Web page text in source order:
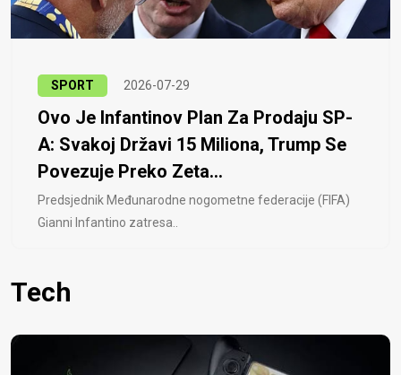
SPORT 2026-07-29
Ovo Je Infantinov Plan Za Prodaju SP-
A: Svakoj Državi 15 Miliona, Trump Se
Povezuje Preko Zeta...
Predsjednik Međunarodne nogometne federacije (FIFA)
Gianni Infantino zatresa..
Tech